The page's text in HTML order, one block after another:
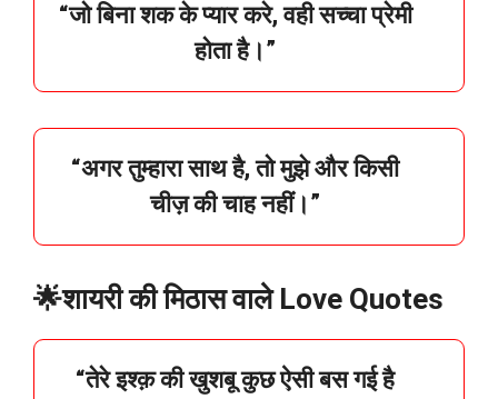
“जोबिनाशककेप्यारकरे,वहीसच्चाप्रेमी
होताहै।”
“अगरतुम्हारासाथहै,तोमुझेऔरकिसी
चीज़कीचाहनहीं।”
🌟शायरी की मिठास वाले Love Quotes
“तेरेइश्क़कीखुशबूकुछऐसीबसगईहै